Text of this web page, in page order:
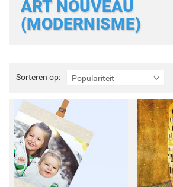
ART NOUVEAU
(MODERNISME)
Sorteren op: Populariteit
Sorteren
op: